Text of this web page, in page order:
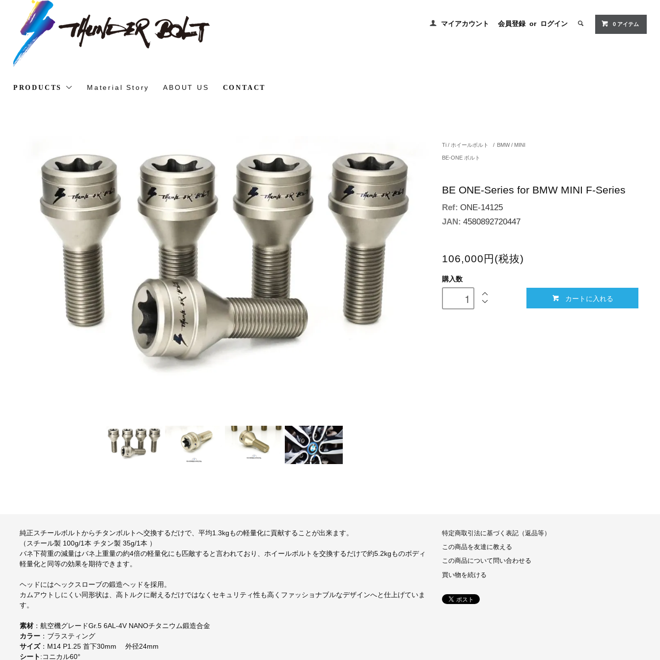
マイアカウント 会員登録 or ログイン 0 アイテム
PRODUCTS Material Story ABOUT US CONTACT
Ti / ホイールボルト / BMW / MINI
BE-ONE ボルト
BE ONE-Series for BMW MINI F-Series
Ref: ONE-14125
JAN: 4580892720447
106,000円(税抜)
購入数
カートに入れる
純正スチールボルトからチタンボルトへ交換するだけで、平均1.3kgもの軽量化に貢献することが出来ます。
（スチール製 100g/1本 チタン製 35g/1本 ）
バネ下荷重の減量はバネ上重量の約4倍の軽量化にも匹敵すると言われており、ホイールボルトを交換するだけで約5.2kgものボディ
軽量化と同等の効果を期待できます。
ヘッドにはヘックスローブの鍛造ヘッドを採用。
カムアウトしにくい同形状は、高トルクに耐えるだけではなくセキュリティ性も高くファッショナブルなデザインへと仕上げていま
す。
素材：航空機グレードGr.5 6AL-4V NANOチタニウム鍛造合金
カラー：ブラスティング
サイズ：M14 P1.25 首下30mm 外径24mm
シート:コニカル60°
特定商取引法に基づく表記（返品等）
この商品を友達に教える
この商品について問い合わせる
買い物を続ける